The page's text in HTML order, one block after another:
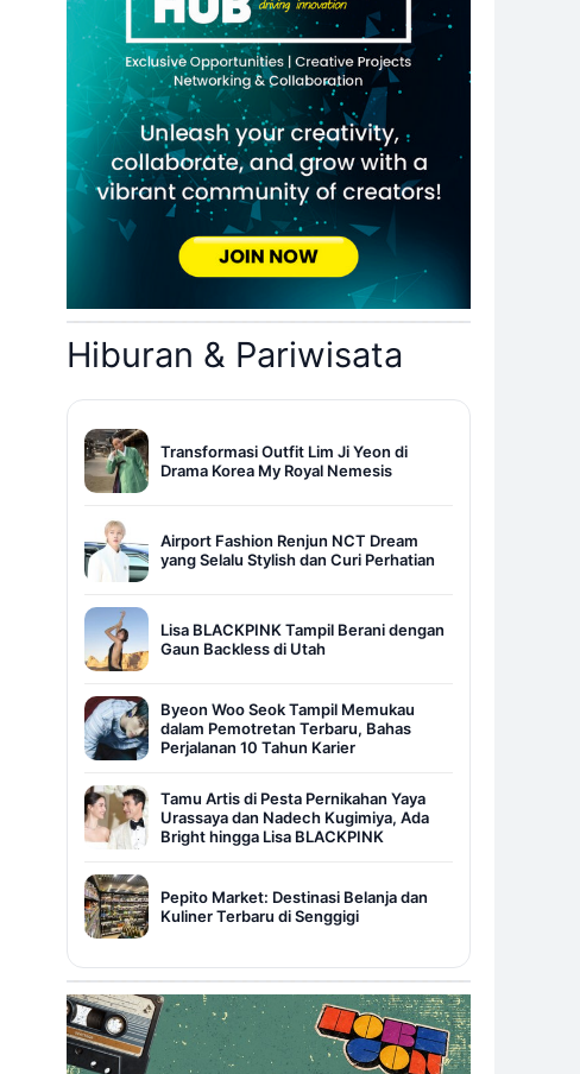
Hiburan & Pariwisata
Transformasi Outfit Lim Ji Yeon di
Drama Korea My Royal Nemesis
Airport Fashion Renjun NCT Dream
yang Selalu Stylish dan Curi Perhatian
Lisa BLACKPINK Tampil Berani dengan
Gaun Backless di Utah
Byeon Woo Seok Tampil Memukau
dalam Pemotretan Terbaru, Bahas
Perjalanan 10 Tahun Karier
Tamu Artis di Pesta Pernikahan Yaya
Urassaya dan Nadech Kugimiya, Ada
Bright hingga Lisa BLACKPINK
Pepito Market: Destinasi Belanja dan
Kuliner Terbaru di Senggigi